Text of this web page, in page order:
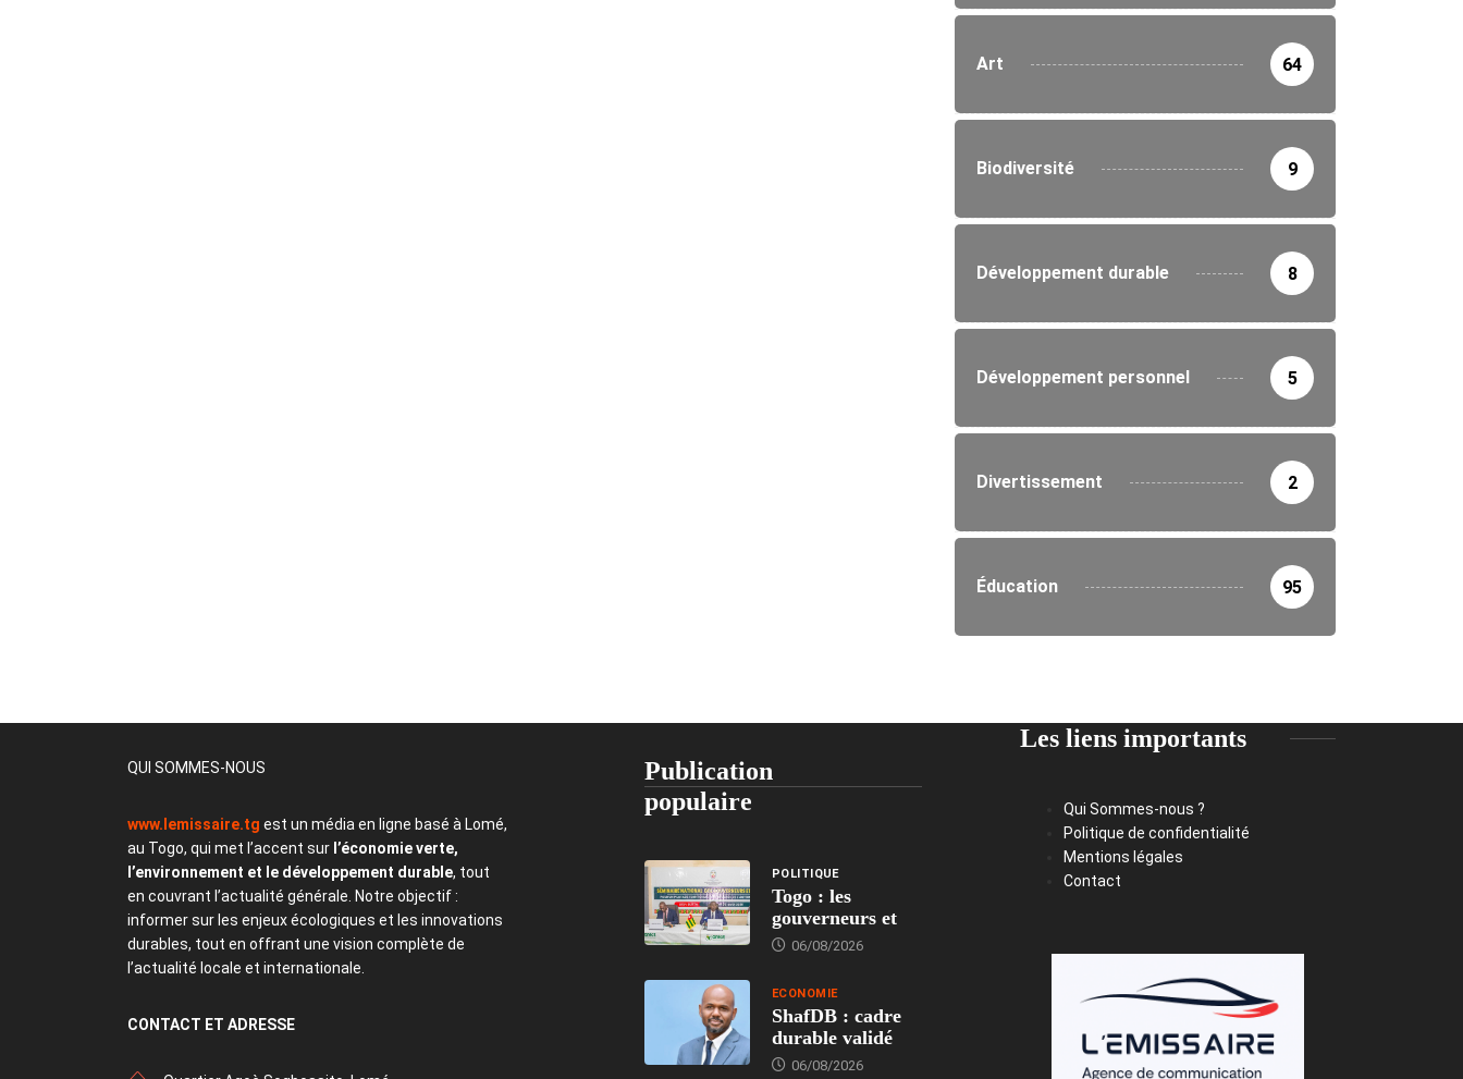
Art 64
Biodiversité 9
Développement durable 8
Développement personnel 5
Divertissement 2
Éducation 95
QUI SOMMES-NOUS
www.lemissaire.tg est un média en ligne basé à Lomé,
au Togo, qui met l’accent sur l’économie verte,
l’environnement et le développement durable, tout
en couvrant l’actualité générale. Notre objectif :
informer sur les enjeux écologiques et les innovations
durables, tout en offrant une vision complète de
l’actualité locale et internationale.
CONTACT ET ADRESSE
Publication
populaire
POLITIQUE
Togo : les
gouverneurs et
06/08/2026
ECONOMIE
ShafDB : cadre
durable validé
06/08/2026
Les liens importants
Qui Sommes-nous ?
Politique de confidentialité
Mentions légales
Contact